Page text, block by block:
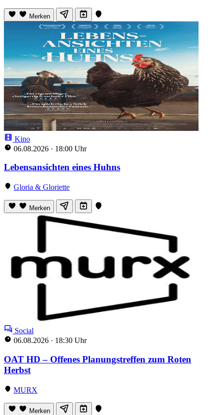
Merken
Kino
06.08.2026 · 18:00 Uhr
Lebensansichten eines Huhns
Gloria & Gloriette
Merken
Social
06.08.2026 · 18:30 Uhr
OAT HD – Offenes Planungstreffen zum Roten
Herbst
MURX
Merken